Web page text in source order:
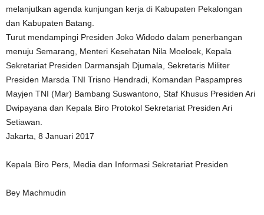
melanjutkan agenda kunjungan kerja di Kabupaten Pekalongan
dan Kabupaten Batang.
Turut mendampingi Presiden Joko Widodo dalam penerbangan
menuju Semarang, Menteri Kesehatan Nila Moeloek, Kepala
Sekretariat Presiden Darmansjah Djumala, Sekretaris Militer
Presiden Marsda TNI Trisno Hendradi, Komandan Paspampres
Mayjen TNI (Mar) Bambang Suswantono, Staf Khusus Presiden Ari
Dwipayana dan Kepala Biro Protokol Sekretariat Presiden Ari
Setiawan.
Jakarta, 8 Januari 2017
Kepala Biro Pers, Media dan Informasi Sekretariat Presiden
Bey Machmudin